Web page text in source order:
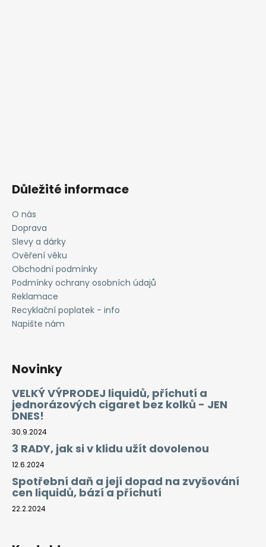
Důležité informace
O nás
Doprava
Slevy a dárky
Ověření věku
Obchodní podmínky
Podmínky ochrany osobních údajů
Reklamace
Recyklační poplatek - info
Napište nám
Novinky
VELKÝ VÝPRODEJ liquidů, příchutí a
jednorázových cigaret bez kolků - JEN
DNES!
30.9.2024
3 RADY, jak si v klidu užít dovolenou
12.6.2024
Spotřební daň a její dopad na zvyšování
cen liquidů, bází a příchutí
22.2.2024